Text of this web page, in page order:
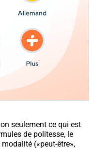
seulement ce qui est
de politesse, le
(«peut-être»,